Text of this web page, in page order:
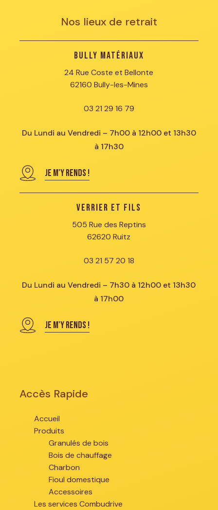
Nos lieux de retrait
Bully Matériaux
24 Rue Coste et Bellonte
62160 Bully-les-Mines
03 21 29 16 79
Du Lundi au Vendredi – 7h00 à 12h00 et 13h30
à 17h30
JE M'Y RENDS !
Verrier et Fils
505 Rue des Reptins
62620 Ruitz
03 21 57 20 18
Du Lundi au Vendredi – 7h30 à 12h00 et 13h30
à 17h00
JE M'Y RENDS !
Accès Rapide
Accueil
Produits
Granulés de bois
Bois de chauffage
Charbon
Fioul domestique
Accessoires
Les services Combudrive